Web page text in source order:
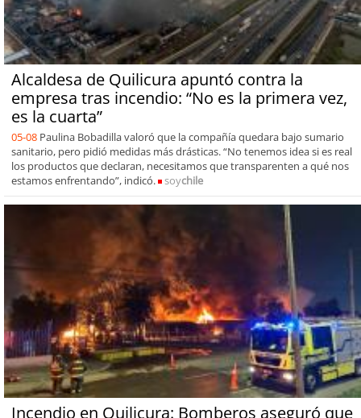
Alcaldesa de Quilicura apuntó contra la
empresa tras incendio: “No es la primera vez,
es la cuarta”
05-08 Paulina Bobadilla valoró que la compañía quedara bajo sumario
sanitario, pero pidió medidas más drásticas. “No tenemos idea si es real
los productos que declaran, necesitamos que transparenten a qué nos
estamos enfrentando”, indicó.
soychile
Incendio en Quilicura: Bomberos aseguró que